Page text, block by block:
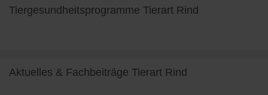
Tiergesundheitsprogramme Tierart Rind
Aktuelles & Fachbeiträge Tierart Rind